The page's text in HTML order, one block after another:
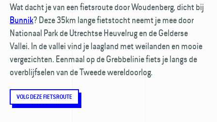
Wat dacht je van een fietsroute door Wouden­berg, dicht bij
Bunnik? Deze 35km lange fietstocht neemt je mee door
Nationaal Park de Utrechtse Heuvelrug en de Gelderse
Vallei. In de vallei vind je laagland met weilanden en mooie
vergezichten. Eenmaal op de Grebbe­linie fiets je langs de
over­blijfselen van de Tweede wereldoorlog.
VOLG DEZE FIETSROUTE